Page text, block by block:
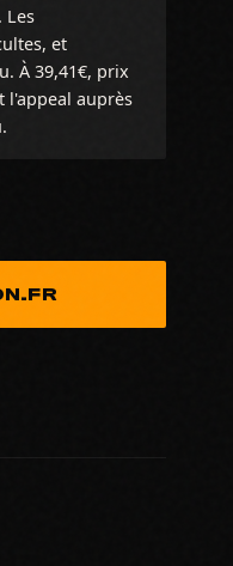
Les
et
À 39,41€, prix
l'appeal auprès